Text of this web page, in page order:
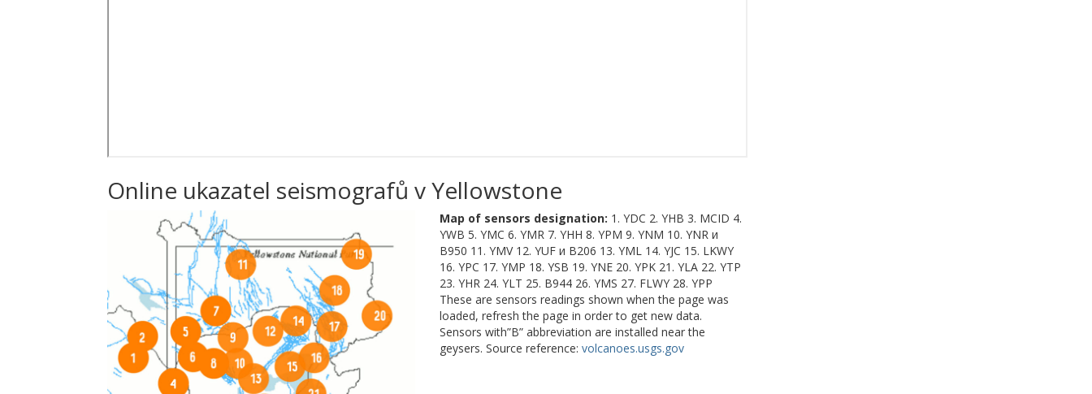
Online ukazatel seismografů v Yellowstone
Map of sensors designation: 1. YDC 2. YHB 3. MCID 4.
YWB 5. YMC 6. YMR 7. YHH 8. YPM 9. YNM 10. YNR и
B950 11. YMV 12. YUF и B206 13. YML 14. YJC 15. LKWY
16. YPC 17. YMP 18. YSB 19. YNE 20. YPK 21. YLA 22. YTP
23. YHR 24. YLT 25. B944 26. YMS 27. FLWY 28. YPP
These are sensors readings shown when the page was
loaded, refresh the page in order to get new data.
Sensors with”B” abbreviation are installed near the
geysers. Source reference: volcanoes.usgs.gov